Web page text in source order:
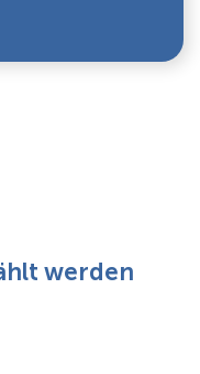
werden